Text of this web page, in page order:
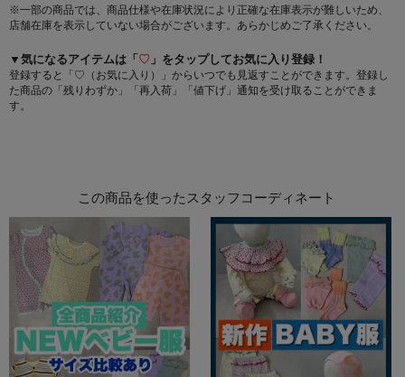
※一部の商品では、商品仕様や在庫状況により正確な在庫表示が難しいため、
店舗在庫を表示していない場合がございます。あらかじめご了承ください。
▼気になるアイテムは「♡ 」をタップしてお気に入り登録！
登録すると「♡（お気に入り）」からいつでも見返すことができます。登録し
た商品の「残りわずか」「再入荷」「値下げ」通知を受け取ることができま
す。
この商品を使ったスタッフコーディネート